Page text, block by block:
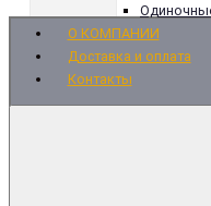
О КОМПАНИИ
Доставка и оплата
Контакты